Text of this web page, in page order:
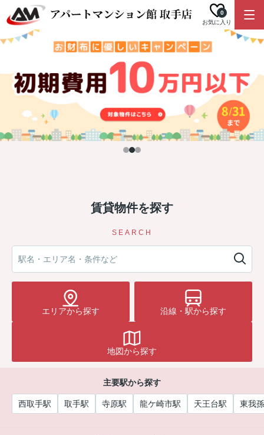
お気に入り
0
賃貸物件を探す
SEARCH
エリアから探す 沿線・駅から探す
地図から探す
主要駅から探す
西取手駅 取手駅 寺原駅 龍ケ崎市駅 天王台駅 東我